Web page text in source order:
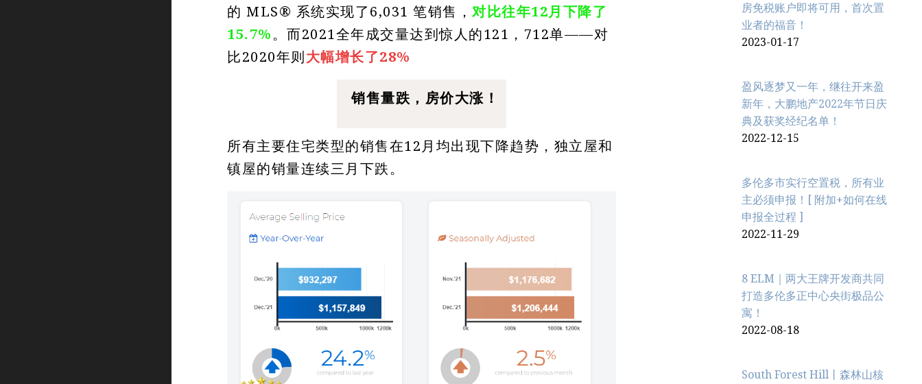
的 MLS® 系统实现了6,031 笔销售， 对比往年12月下降了
15.7% 。而2021全年成交量达到惊人的121，712单——对
比2020年则 大幅增长了28%
销售量跌，房价大涨！
所有主要住宅类型的销售在12月均出现下降趋势，独立屋和
镇屋的销量连续三月下跌。
房免税账户即将可用，首次置
业者的福音！
2023-01-17
盈风逐梦又一年，继往开来盈
新年，大鹏地产2022年节日庆
典及获奖经纪名单！
2022-12-15
多伦多市实行空置税，所有业
主必须申报！[ 附加+如何在线
申报全过程 ]
2022-11-29
8 ELM｜两大王牌开发商共同
打造多伦多正中心央街极品公
寓！
2022-08-18
South Forest Hill丨森林山核